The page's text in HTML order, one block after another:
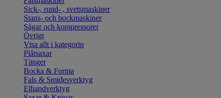
Sick-, rund- , svetsmaskiner
Stans- och bockmaskiner
Sågar och kompressorer
Övrigt
Visa allt i kategorin
Plåtsaxar
Tänger
Bocka & Forma
Fals & Smidesverktyg
Elhandverktyg